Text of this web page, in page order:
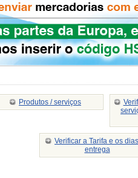
Produtos / serviços
Verificar a Tarifa e os
entrega